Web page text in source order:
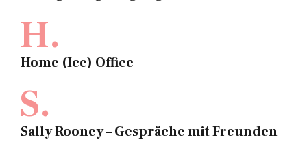
H.
Home (Ice) Office
S.
Sally Rooney – Gespräche mit Freunden